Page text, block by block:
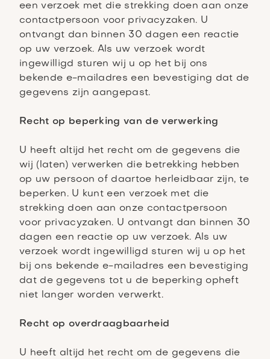
een verzoek met die strekking doen aan onze
contactpersoon voor privacyzaken. U
ontvangt dan binnen 30 dagen een reactie
op uw verzoek. Als uw verzoek wordt
ingewilligd sturen wij u op het bij ons
bekende e-mailadres een bevestiging dat de
gegevens zijn aangepast.
Recht op beperking van de verwerking
U heeft altijd het recht om de gegevens die
wij (laten) verwerken die betrekking hebben
op uw persoon of daartoe herleidbaar zijn, te
beperken. U kunt een verzoek met die
strekking doen aan onze contactpersoon
voor privacyzaken. U ontvangt dan binnen 30
dagen een reactie op uw verzoek. Als uw
verzoek wordt ingewilligd sturen wij u op het
bij ons bekende e-mailadres een bevestiging
dat de gegevens tot u de beperking opheft
niet langer worden verwerkt.
Recht op overdraagbaarheid
U heeft altijd het recht om de gegevens die